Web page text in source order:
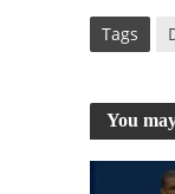
Tags
You